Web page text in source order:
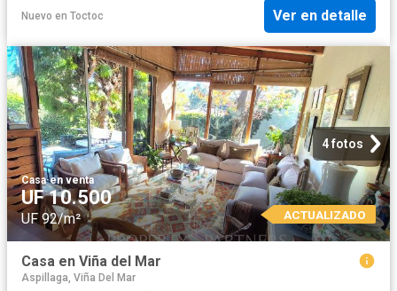
Nuevo en Toctoc Ver en detalle
4 fotos
Casa·en venta
UF 10.500
UF 92/m² ACTUALIZADO
Casa en Viña del Mar
Aspillaga, Viña Del Mar